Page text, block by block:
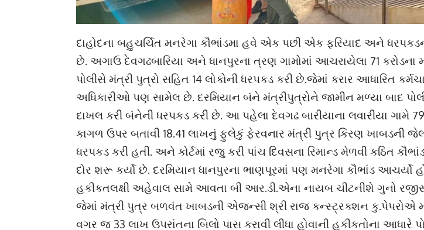
દાહોદના બહુચર્ચિત મનરેગા કૌભાંડમા હવે એક પછી એક ફરિયાદ અને
છે. અગાઉ દેવગઢબારિયા અને ધાનપુરના ત્રણ ગામોમાં આચરાયેલા 71 કરોડના
પોલીસે મંત્રી પુત્રો સહિત 14 લોકોની ધરપકડ કરી છે.જેમાં કરાર આધારિત
અધિકારીઓ પણ સામેલ છે. દરમિયાન બંને મંત્રીપુત્રોને જામીન મળ્યા બાદ
દાખલ કરી બંનેની ધરપકડ કરી છે. આ પહેલા દેવગઢ બારીયાના લવારીયા ગામે 79
કાગળ ઉપર બતાવી 18.41 લાખનું ફુલેકું ફેરવનાર મંત્રી પુત્ર કિરણ ખાબડની
ધરપકડ કરી હતી. અને કોર્ટમાં રજુ કરી પાંચ દિવસના રિમાન્ડ મેળવી કઠિત
દોર શરૂ કર્યો છે. દરમિયાન ધાનપુરના ભાણપૂરમાં પણ મનરેગા કૌભાંડ આચર્યો
હકીકતલક્ષી અહેવાલ સામે આવતા બી આર.ડી.એના નાયબ ચીટનીશે ગુનો
જેમાં મંત્રી પુત્ર બળવંત ખાબડની એજન્સી શ્રી રાજ કન્સ્ટ્રક્શન કુ.પેપરોએ
વગર જ 33 લાખ ઉપરાંતના બિલો પાસ કરાવી લીધા હોવાની હકીકતોના આધારે